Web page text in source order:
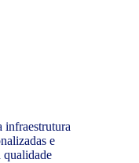
infraestrutura
e
qualidade